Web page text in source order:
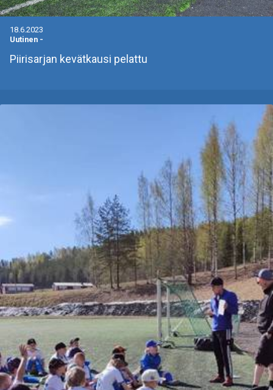
18.6.2023
Uutinen -
Piirisarjan kevätkausi pelattu